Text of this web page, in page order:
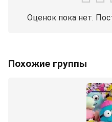
Оценок пока нет.
Похожие группы